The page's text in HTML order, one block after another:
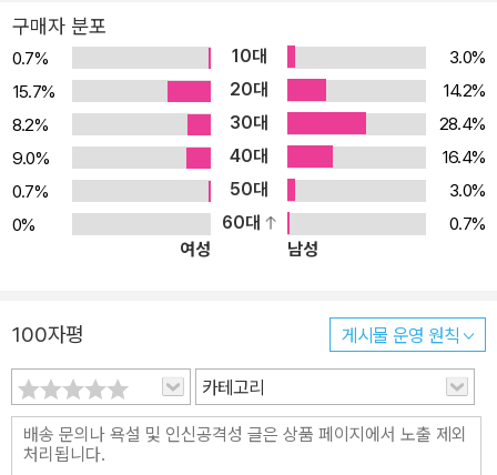
없이 맞서는 히어로의 모습이 그려진다. 2006년 에드 브루베이커
(캡틴 아메리카의 죽음)는 벤디스로부터 바통을 이어받아 화가 마이
클 라크(캡틴 아메리카: 윈터 솔저), 다비드 아하(호크아이)와 함께
명성에 걸맞은 완성도를 선보이며 데어데블 캐릭터의 전성기 이야기
를 써냈다. 브라이언 마이클 벤디스가 쓰고 알렉스 말레프와 데이비
드 맥, 마누엘 구티에레즈, 테리 도슨이 그린 <데어데블> #16-19, #
26-40 수록.* 함께 읽으면 좋은 책:<데어데블 본 어게인><데드풀
구매자 분포
0.7% 10대
3.0%
15.7%
20대
14.2%
8.2%
30대
28.4%
9.0%
40대
16.4%
0.7%
50대
3.0%
0%
60대
0.7%
여성
남성
100자평 게시물 운영 원칙
카테고리